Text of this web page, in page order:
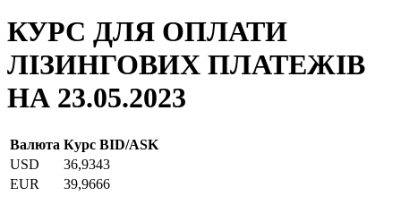
КУРС ДЛЯ ОПЛАТИ
ЛІЗИНГОВИХ ПЛАТЕЖІВ
НА 23.05.2023
Валюта Курс BID/ASK
USD
36,9343
EUR
39,9666